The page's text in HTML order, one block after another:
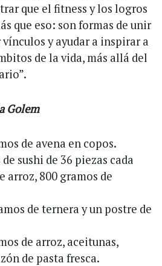
que el fitness y los logros
que eso: son formas de unir
y ayudar a inspirar a
de la vida, más allá del
Golem
de avena en copos.
sushi de 36 piezas cada
arroz, 800 gramos de
de ternera y un postre de
de arroz, aceitunas,
de pasta fresca.